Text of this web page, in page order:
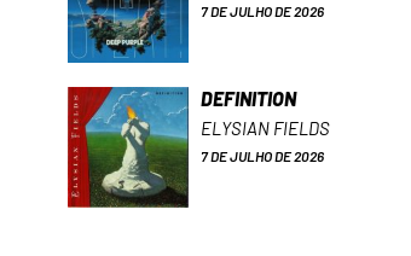
7 DE JULHO DE 2026
DEFINITION
ELYSIAN FIELDS
7 DE JULHO DE 2026